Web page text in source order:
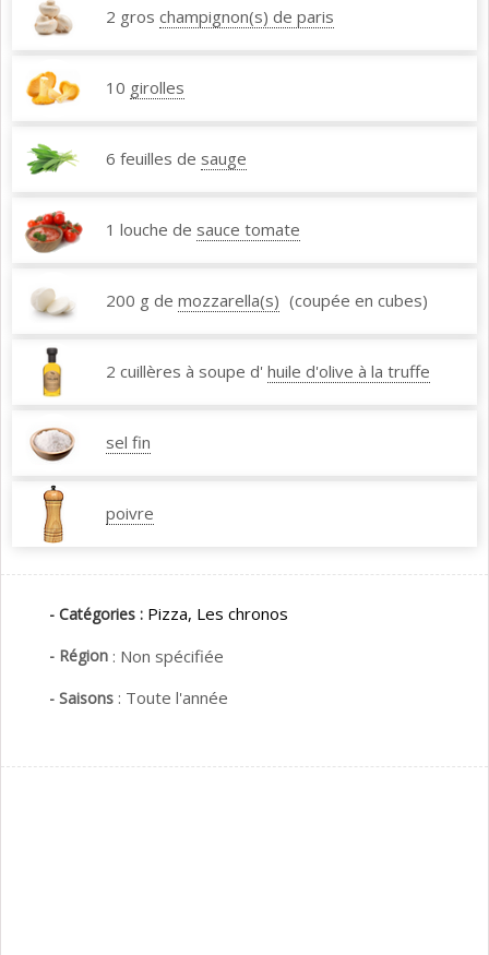
2 gros champignon(s) de paris
10 girolles
6 feuilles de sauge
1 louche de sauce tomate
200 g de mozzarella(s) (coupée en cubes)
2 cuillères à soupe d' huile d'olive à la truffe
sel fin
poivre
- Catégories : Pizza, Les chronos
- Région : Non spécifiée
- Saisons : Toute l'année